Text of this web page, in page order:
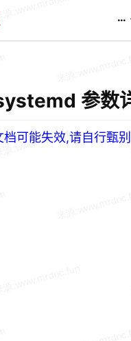
参数
档可能失效,请自行甄